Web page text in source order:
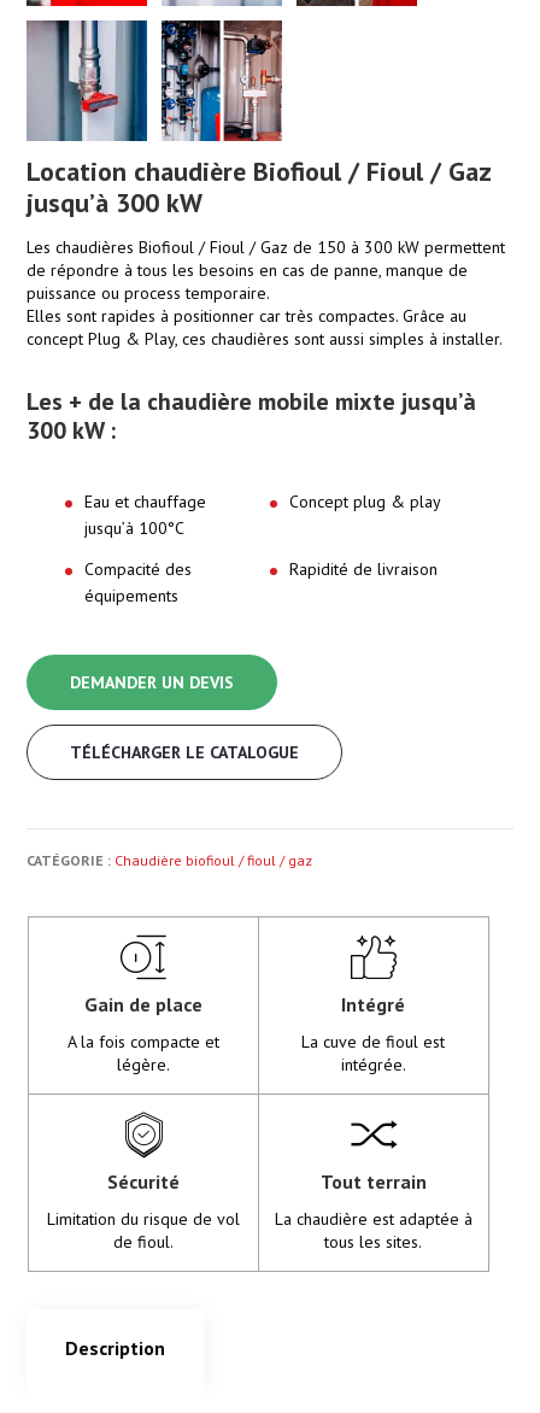
Location chaudière Biofioul / Fioul / Gaz
jusqu’à 300 kW
Les chaudières Biofioul / Fioul / Gaz de 150 à 300 kW permettent
de répondre à tous les besoins en cas de panne, manque de
puissance ou process temporaire.
Elles sont rapides à positionner car très compactes. Grâce au
concept Plug & Play, ces chaudières sont aussi simples à installer.
Les + de la chaudière mobile mixte jusqu’à
300 kW :
Eau et chauffage
jusqu’à 100°C
Concept plug & play
Compacité des
équipements
Rapidité de livraison
DEMANDER UN DEVIS
TÉLÉCHARGER LE CATALOGUE
CATÉGORIE : Chaudière biofioul / fioul / gaz
Gain de place
A la fois compacte et
légère.
Intégré
La cuve de fioul est
intégrée.
Sécurité
Limitation du risque de vol
de fioul.
Tout terrain
La chaudière est adaptée à
tous les sites.
Description